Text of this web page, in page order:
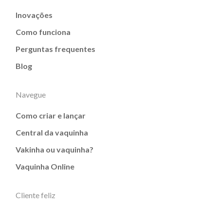
Inovações
Como funciona
Perguntas frequentes
Blog
Navegue
Como criar e lançar
Central da vaquinha
Vakinha ou vaquinha?
Vaquinha Online
Cliente feliz